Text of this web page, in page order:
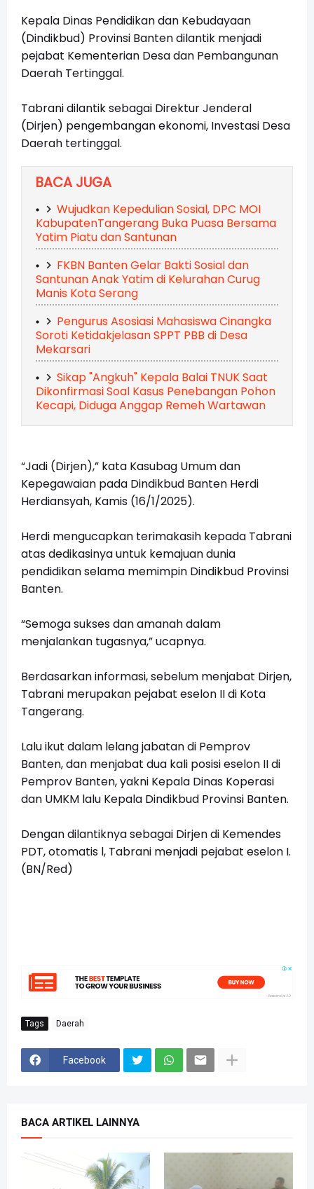
Kepala Dinas Pendidikan dan Kebudayaan
(Dindikbud) Provinsi Banten dilantik menjadi
pejabat Kementerian Desa dan Pembangunan
Daerah Tertinggal.
Tabrani dilantik sebagai Direktur Jenderal
(Dirjen) pengembangan ekonomi, Investasi Desa
Daerah tertinggal.
BACA JUGA
Wujudkan Kepedulian Sosial, DPC MOI
KabupatenTangerang Buka Puasa Bersama
Yatim Piatu dan Santunan
FKBN Banten Gelar Bakti Sosial dan
Santunan Anak Yatim di Kelurahan Curug
Manis Kota Serang
Pengurus Asosiasi Mahasiswa Cinangka
Soroti Ketidakjelasan SPPT PBB di Desa
Mekarsari
Sikap "Angkuh" Kepala Balai TNUK Saat
Dikonfirmasi Soal Kasus Penebangan Pohon
Kecapi, Diduga Anggap Remeh Wartawan
“Jadi (Dirjen),” kata Kasubag Umum dan
Kepegawaian pada Dindikbud Banten Herdi
Herdiansyah, Kamis (16/1/2025).
Herdi mengucapkan terimakasih kepada Tabrani
atas dedikasinya untuk kemajuan dunia
pendidikan selama memimpin Dindikbud Provinsi
Banten.
“Semoga sukses dan amanah dalam
menjalankan tugasnya,” ucapnya.
Berdasarkan informasi, sebelum menjabat Dirjen,
Tabrani merupakan pejabat eselon II di Kota
Tangerang.
Lalu ikut dalam lelang jabatan di Pemprov
Banten, dan menjabat dua kali posisi eselon II di
Pemprov Banten, yakni Kepala Dinas Koperasi
dan UMKM lalu Kepala Dindikbud Provinsi Banten.
Dengan dilantiknya sebagai Dirjen di Kemendes
PDT, otomatis l, Tabrani menjadi pejabat eselon I.
(BN/Red)
Tags Daerah
Facebook
BACA ARTIKEL LAINNYA